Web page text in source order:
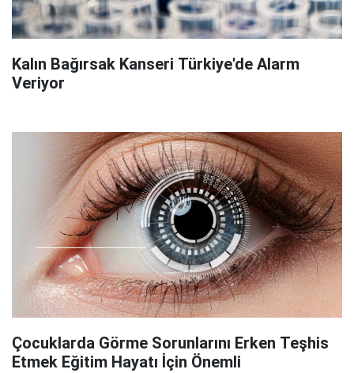
Kalın Bağırsak Kanseri Türkiye'de Alarm
Veriyor
Çocuklarda Görme Sorunlarını Erken Teşhis
Etmek Eğitim Hayatı İçin Önemli